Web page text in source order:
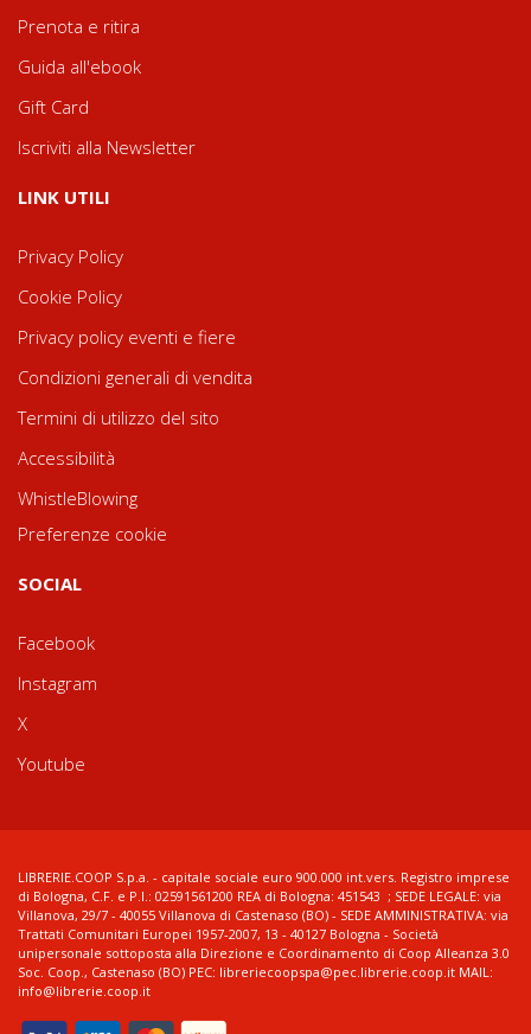
Prenota e ritira
Guida all'ebook
Gift Card
Iscriviti alla Newsletter
LINK UTILI
Privacy Policy
Cookie Policy
Privacy policy eventi e fiere
Condizioni generali di vendita
Termini di utilizzo del sito
Accessibilità
WhistleBlowing
Preferenze cookie
SOCIAL
Facebook
Instagram
X
Youtube
LIBRERIE.COOP S.p.a. - capitale sociale euro 900.000 int.vers. Registro imprese
di Bologna, C.F. e P.I.: 02591561200 REA di Bologna: 451543 ; SEDE LEGALE: via
Villanova, 29/7 - 40055 Villanova di Castenaso (BO) - SEDE AMMINISTRATIVA: via
Trattati Comunitari Europei 1957-2007, 13 - 40127 Bologna - Società
unipersonale sottoposta alla Direzione e Coordinamento di Coop Alleanza 3.0
Soc. Coop., Castenaso (BO) PEC: libreriecoopspa@pec.librerie.coop.it MAIL:
info@librerie.coop.it